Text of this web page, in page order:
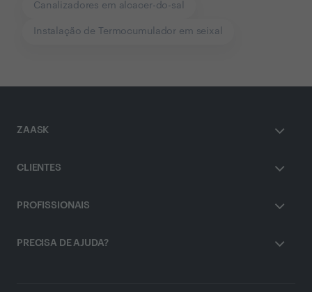
Canalizadores em alcacer-do-sal
Instalação de Termocumulador em seixal
ZAASK
CLIENTES
PROFISSIONAIS
PRECISA DE AJUDA?